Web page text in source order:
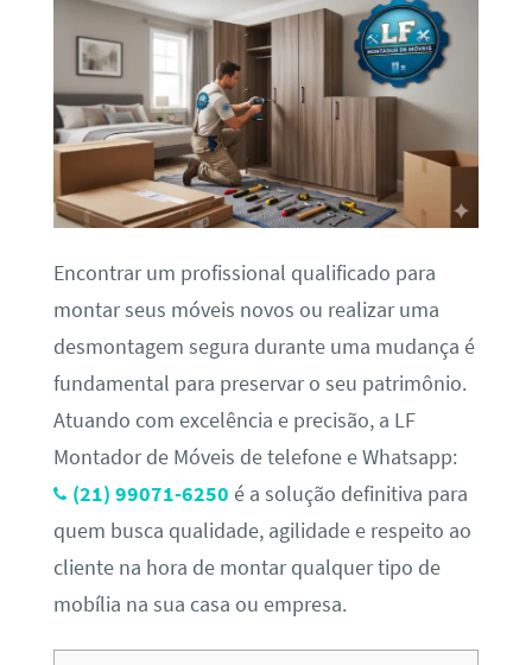
Encontrar um profissional qualificado para
montar seus móveis novos ou realizar uma
desmontagem segura durante uma mudança é
fundamental para preservar o seu patrimônio.
Atuando com excelência e precisão, a LF
Montador de Móveis de telefone e Whatsapp:
(21) 99071-6250 é a solução definitiva para
quem busca qualidade, agilidade e respeito ao
cliente na hora de montar qualquer tipo de
mobília na sua casa ou empresa.